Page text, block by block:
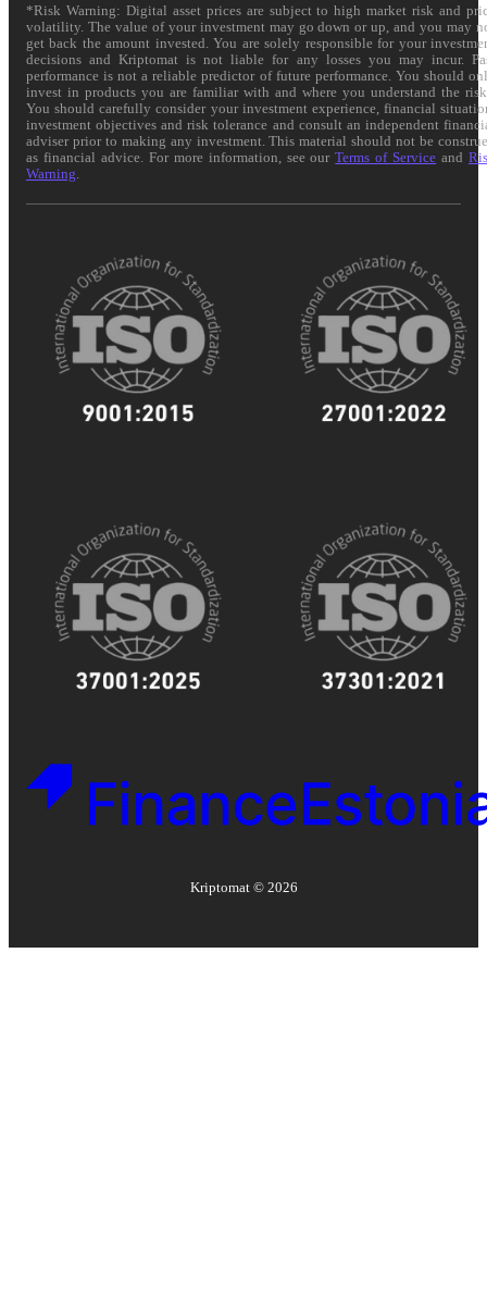
*Risk Warning: Digital asset prices are subject to high market risk and
volatility. The value of your investment may go down or up, and you may
get back the amount invested. You are solely responsible for your
decisions and Kriptomat is not liable for any losses you may incur.
performance is not a reliable predictor of future performance. You should
invest in products you are familiar with and where you understand the
You should carefully consider your investment experience, financial
investment objectives and risk tolerance and consult an independent
adviser prior to making any investment. This material should not be
as financial advice. For more information, see ourTerms of Service and
Warning
Kriptomat © 2026